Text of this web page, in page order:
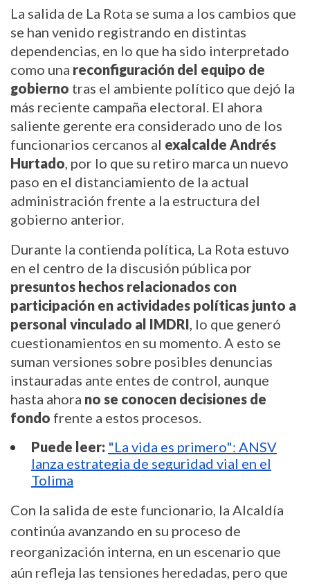
La salida de La Rota se suma a los cambios que
se han venido registrando en distintas
dependencias, en lo que ha sido interpretado
como una reconfiguración del equipo de
gobierno tras el ambiente político que dejó la
más reciente campaña electoral. El ahora
saliente gerente era considerado uno de los
funcionarios cercanos al exalcalde Andrés
Hurtado, por lo que su retiro marca un nuevo
paso en el distanciamiento de la actual
administración frente a la estructura del
gobierno anterior.
Durante la contienda política, La Rota estuvo
en el centro de la discusión pública por
presuntos hechos relacionados con
participación en actividades políticas junto a
personal vinculado al IMDRI, lo que generó
cuestionamientos en su momento. A esto se
suman versiones sobre posibles denuncias
instauradas ante entes de control, aunque
hasta ahora no se conocen decisiones de
fondo frente a estos procesos.
Puede leer: "La vida es primero": ANSV
lanza estrategia de seguridad vial en el
Tolima
Con la salida de este funcionario, la Alcaldía
continúa avanzando en su proceso de
reorganización interna, en un escenario que
aún refleja las tensiones heredadas, pero que